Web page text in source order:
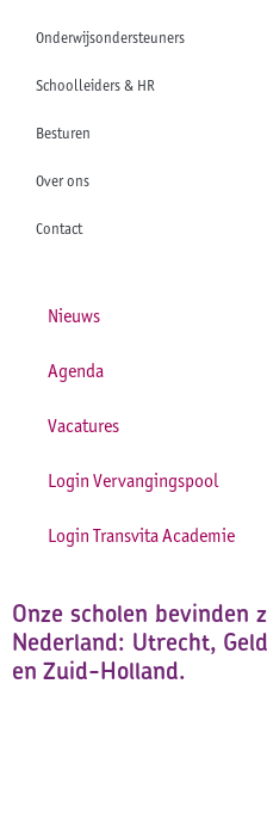
Onderwijsondersteuners
Schoolleiders & HR
Besturen
Over ons
Contact
Nieuws
Agenda
Vacatures
Login Vervangingspool
Login Transvita Academie
Onze scholen bevinden
Nederland: Utrecht,
en Zuid-Holland.